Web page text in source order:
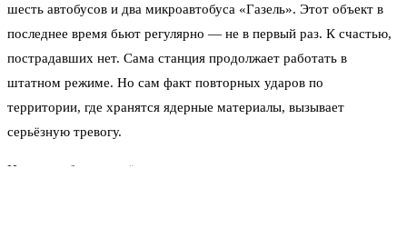
шесть автобусов и два микроавтобуса «Газель». Этот объект в
последнее время бьют регулярно — не в первый раз. К счастью,
пострадавших нет. Сама станция продолжает работать в
штатном режиме. Но сам факт повторных ударов по
территории, где хранятся ядерные материалы, вызывает
серьёзную тревогу.
Накануне был нанесён удар по машинному залу шестого